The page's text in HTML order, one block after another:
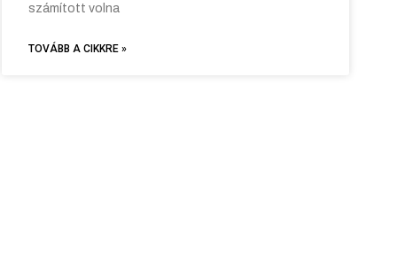
számított volna
TOVÁBB A CIKKRE »